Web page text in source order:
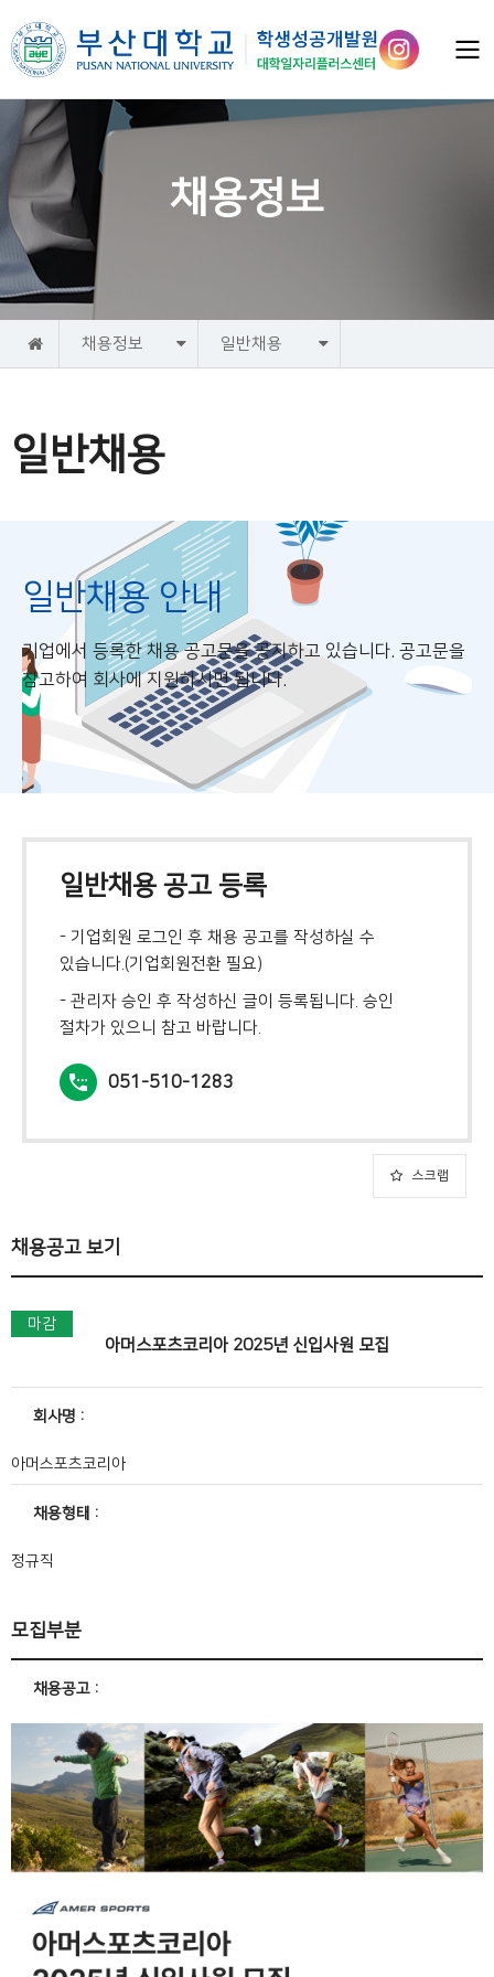
채용정보
홈 채용정보 일반채용
일반채용
일반채용 안내
기업에서 등록한 채용 공고문을 공지하고 있습니다. 공고문을
참고하여 회사에 지원하시면 됩니다.
일반채용 공고 등록
- 기업회원 로그인 후 채용 공고를 작성하실 수
있습니다.(기업회원전환 필요)
- 관리자 승인 후 작성하신 글이 등록됩니다. 승인
절차가 있으니 참고 바랍니다.
051-510-1283
스크랩
채용공고 보기
마감
아머스포츠코리아 2025년 신입사원 모집
회사명
아머스포츠코리아
채용형태
정규직
모집부분
채용공고